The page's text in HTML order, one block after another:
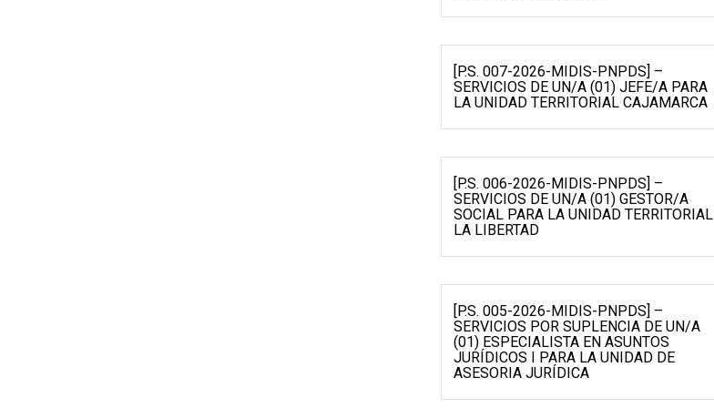
[P.S. 007-2026-MIDIS-PNPDS] –
SERVICIOS DE UN/A (01) JEFE/A PARA
LA UNIDAD TERRITORIAL CAJAMARCA
[P.S. 006-2026-MIDIS-PNPDS] –
SERVICIOS DE UN/A (01) GESTOR/A
SOCIAL PARA LA UNIDAD TERRITORIAL
LA LIBERTAD
[P.S. 005-2026-MIDIS-PNPDS] –
SERVICIOS POR SUPLENCIA DE UN/A
(01) ESPECIALISTA EN ASUNTOS
JURÍDICOS I PARA LA UNIDAD DE
ASESORIA JURÍDICA